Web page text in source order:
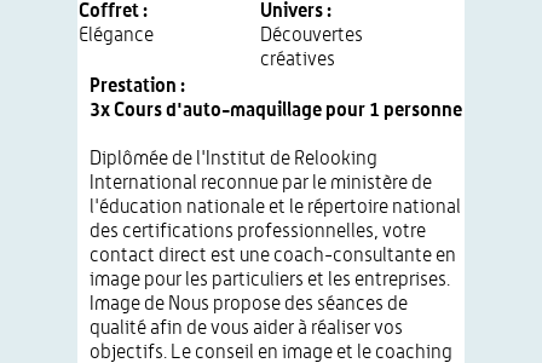
Coffret :
Elégance
Univers :
Découvertes
créatives
Prestation :
3x Cours d'auto-maquillage pour 1 personne
Diplômée de l'Institut de Relooking
International reconnue par le ministère de
l'éducation nationale et le répertoire national
des certifications professionnelles, votre
contact direct est une coach-consultante en
image pour les particuliers et les entreprises.
Image de Nous propose des séances de
qualité afin de vous aider à réaliser vos
objectifs. Le conseil en image et le coaching